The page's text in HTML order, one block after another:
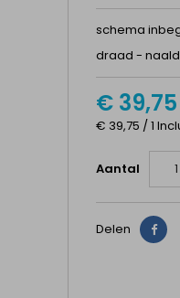
schema
draad -
€ 39,75
€ 39,75 / 1
Aantal
Delen